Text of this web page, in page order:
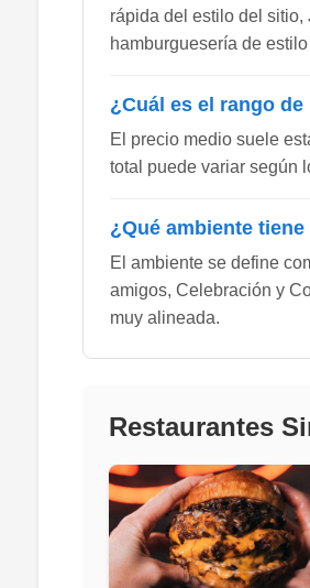
rápida del estilo del sitio,
hamburguesería de
¿Cuál es el rango
El precio medio suele
total puede variar según
¿Qué ambiente
El ambiente se define
amigos, Celebración y
muy alineada.
Restaurantes